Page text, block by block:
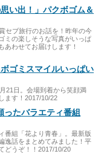
い出！」パクボゴム＆
セブ旅行のお話を！昨年の今
ミの楽しそうな写真がいっぱ
あわせてお届けします！
ゴミスマイルいっぱい
21日。会場到着から笑顔満
ます！2017/10/22
たバラエティ番組
番組「花より青春」。最新版
逸話をまとめてみました！平
どうぞ！！2017/10/20